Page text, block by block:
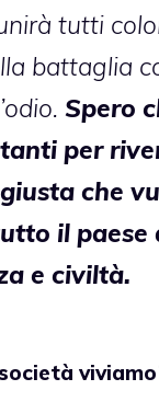
tutti
battaglia
Spero
per
che
il paese
e civiltà.